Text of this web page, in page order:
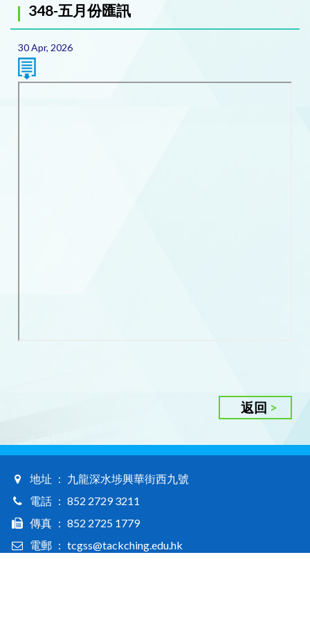
348-五月份匯訊
30 Apr, 2026
返回
地址 ： 九龍深水埗興華街西九號
電話 ： 852 2729 3211
傳真 ： 852 2725 1779
電郵 ： tcgss@tackching.edu.hk